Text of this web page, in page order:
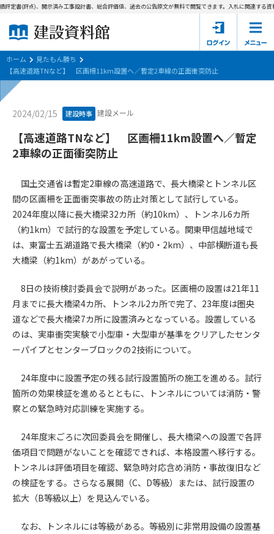
建設資料館とは
東京都の入札資料
国土交通省の入札資料
見たもん勝ち
会員登録について
サポーター会員一覧
会社概要 お問い合わせ
個人情報保護方針
会員規約
書(評点)、開示済み工事設計書、総合評価値、過去の公告原文が無料で閲覧できます。入札に関連する資
ホーム
見たもん勝ち
【高速道路TNなど】 区画柵11km設置へ／暫定2車線の正面衝突防止
2024/02/15 建設時事 建設メール
【高速道路TNなど】 区画柵11km設置へ／暫定
2車線の正面衝突防止
国土交通省は暫定2車線の高速道路で、長大橋梁とトンネル区
間の区画柵を正面衝突事故の防止対策として試行している。
2024年度以降に長大橋梁32カ所（約10km）、トンネル6カ所
（約1km）で試行的な設置を予定している。関東甲信越地域で
は、東富士五湖道路で長大橋梁（約0・2km）、中部横断道も長
大橋梁（約1km）があがっている。
8日の技術検討委員会で説明があった。区画柵の設置は21年11
月までに長大橋梁4カ所、トンネル2カ所で完了、23年度は圏央
道などで長大橋梁7カ所に設置済みとなっている。設置している
のは、実車衝突実験で小型車・大型車が基準をクリアしたセンタ
ーパイプとセンターブロックの2技術について。
24年度中に設置予定の残る試行設置箇所の施工を進める。試行
箇所の効果検証を進めるとともに、トンネルについては消防・警
察との緊急時対応訓練を実施する。
24年度末ごろに次回委員会を開催し、長大橋梁への設置で各評
価項目で問題がないことを確認できれば、本格設置へ移行する。
トンネルは評価項目を確認、緊急時対応含め消防・事故復旧など
の検証をする。さらなる展開（C、D等級）または、試行設置の
拡大（B等級以上）を見込んでいる。
なお、トンネルには等級がある。等級別に非常用設備の設置基
第1条（規約の目的）
会員サービスの利用条件等について定めるものです。
2. 管理者が建設資料館WEB上で随時掲載するルールは本規約の
一部を構成するものとします。
第2条（規約の変更）
本規約は、会員の了承を得ることなく、随時変更されることが
あります。変更内容は、建設資料館WEB上に表示した時点で直
第4条（会員審査および資格の取り消し）
会員とは、本規約を承諾の上、所定の会員申込手続きを完了
後、管理者がこれを承認した者をいいます。
第4条（会員の定義と登録）
の何れかの項目に該当することがわかった場合、その者の会
員としての権限を承認しないことがあります。
(1) 会員申し込みをした者が実在しなかった場合
(3) 会員申し込みの際、申告事項に虚偽があった場合
(4) 会員申込者が管理者所定の手続き通りに会員申込手続き処
理を行わなかった場合
(5) その他管理者が会員とすることを不適当と判断した場合
2. 管理者は承認後であっても承認した会員が前項の何れかに該
ます。